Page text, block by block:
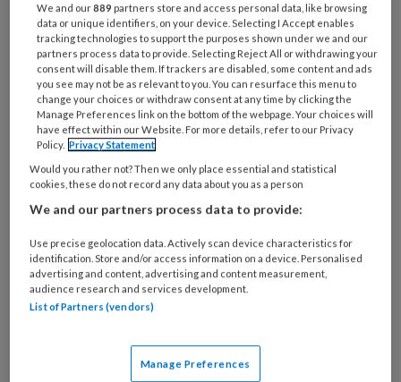
mede-eigenaar bent?'Ik ben poh,
praktijkmanager en samen met mijn
man, die huisarts is, eigenaar van
Huisartsenpraktijk Van Santen in
Capelle aan den IJssel. Ik werk 32 uur
per week in de praktijk.'
PREMIUM
Bekijk de mogelijkheden
We and our889 partners store and access personal data, like browsing
data or unique identifiers, on your device. Selecting I Accept enables
tracking technologies to support the purposes shown under we and our
partners process data to provide. Selecting Reject All or withdrawing your
consent will disable them. If trackers are disabled, some content and ads
you see may not be as relevant to you. You can resurface this menu to
change your choices or withdraw consent at any time by clicking the
Manage Preferences link on the bottom of the webpage. Your choices will
have effect within our Website. For more details, refer to our Privacy
Policy. Privacy Statement
Would you rather not? Then we only place essential and statistical
cookies, these do not record any data about you as a person
We and our partners process data to provide:
Use precise geolocation data. Actively scan device characteristics for
identification. Store and/or access information on a device. Personalised
advertising and content, advertising and content measurement,
audience research and services development.
List of Partners (vendors)
Manage Preferences